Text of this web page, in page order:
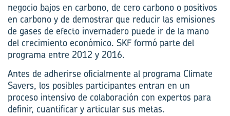
negocio bajos en carbono, de cero carbono o positivos
en carbono y de demostrar que reducir las emisiones
de gases de efecto invernadero puede ir de la mano
del crecimiento económico. SKF formó parte del
programa entre 2012 y 2016.
Antes de adherirse oficialmente al programa Climate
Savers, los posibles participantes entran en un
proceso intensivo de colaboración con expertos para
definir, cuantificar y articular sus metas.